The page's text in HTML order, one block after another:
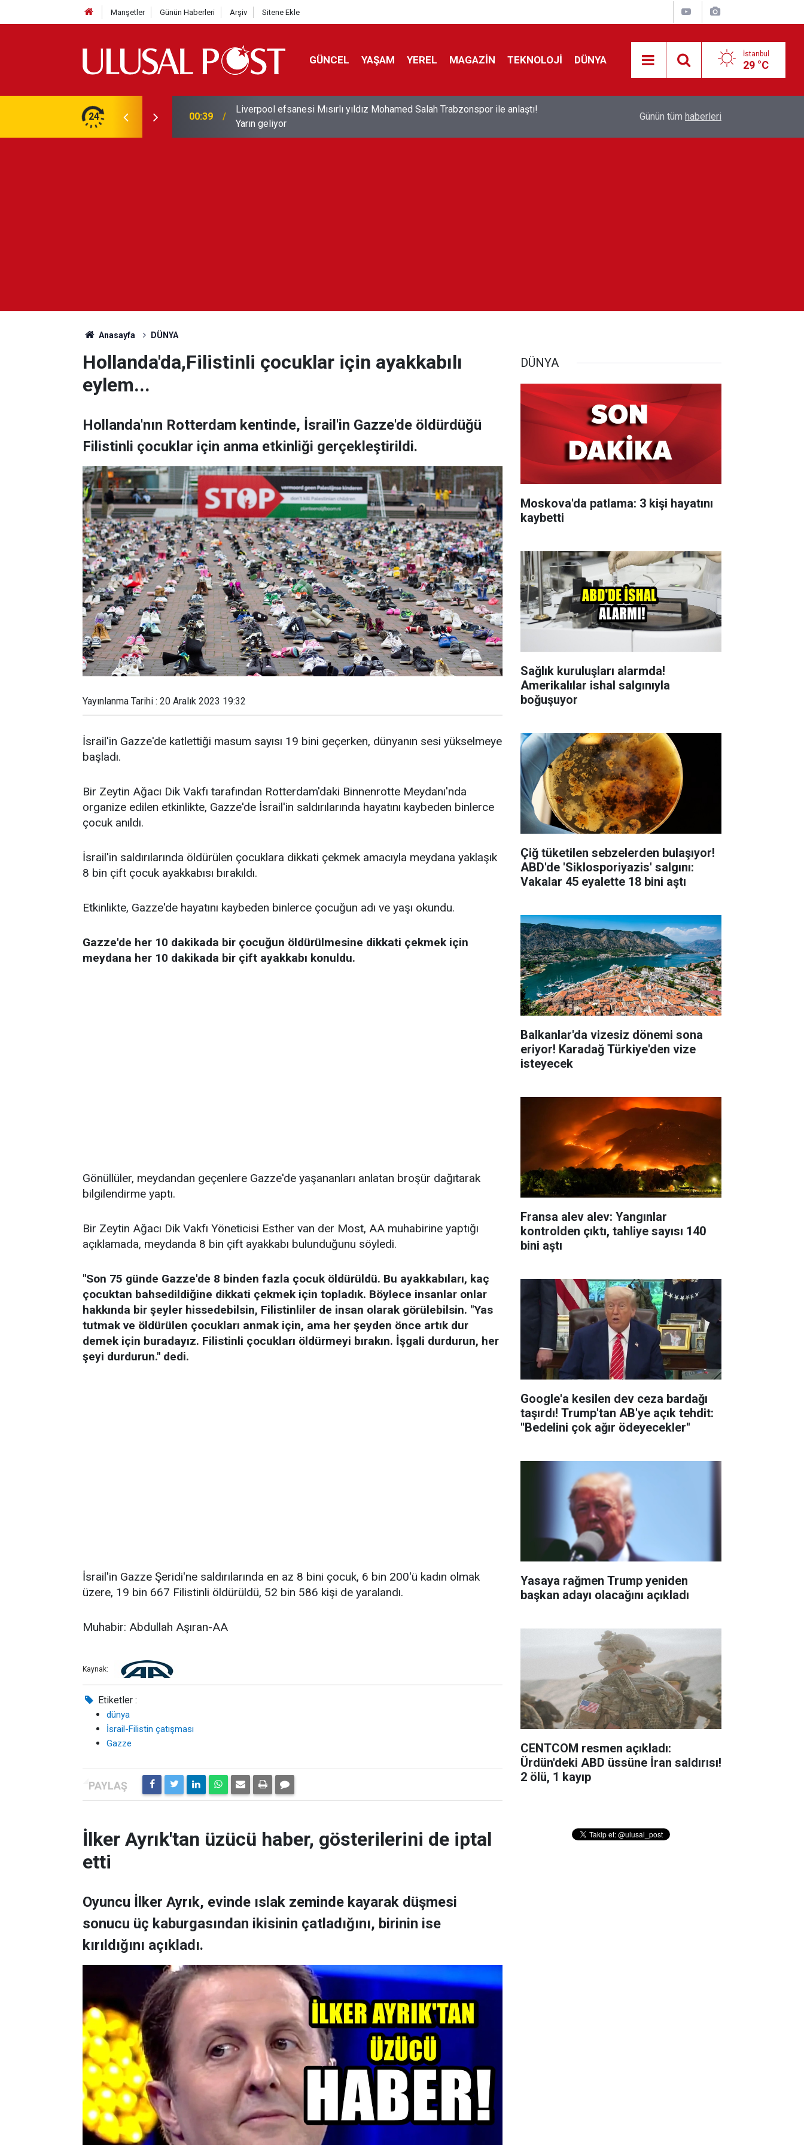
Manşetler Günün Haberleri Arşiv Sitene Ekle
GÜNCEL YAŞAM YEREL MAGAZİN TEKNOLOJİ DÜNYA İstanbul
29 °C
24 00:39
Liverpool efsanesi Mısırlı yıldız Mohamed Salah Trabzonspor ile anlaştı!
Yarın geliyor
Feridun Düzağaç sahnelere ara verdi: ''En az
Günün tüm haberleri
Anasayfa DÜNYA
Hollanda'da,Filistinli çocuklar için ayakkabılı
eylem...
Hollanda'nın Rotterdam kentinde, İsrail'in Gazze'de öldürdüğü
Filistinli çocuklar için anma etkinliği gerçekleştirildi.
Yayınlanma Tarihi : 20 Aralık 2023 19:32
İsrail'in Gazze'de katlettiği masum sayısı 19 bini geçerken, dünyanın sesi yükselmeye
başladı.
Bir Zeytin Ağacı Dik Vakfı tarafından Rotterdam'daki Binnenrotte Meydanı'nda
organize edilen etkinlikte, Gazze'de İsrail'in saldırılarında hayatını kaybeden binlerce
çocuk anıldı.
İsrail'in saldırılarında öldürülen çocuklara dikkati çekmek amacıyla meydana yaklaşık
8 bin çift çocuk ayakkabısı bırakıldı.
Etkinlikte, Gazze'de hayatını kaybeden binlerce çocuğun adı ve yaşı okundu.
Gazze'de her 10 dakikada bir çocuğun öldürülmesine dikkati çekmek için
meydana her 10 dakikada bir çift ayakkabı konuldu.
Gönüllüler, meydandan geçenlere Gazze'de yaşananları anlatan broşür dağıtarak
bilgilendirme yaptı.
Bir Zeytin Ağacı Dik Vakfı Yöneticisi Esther van der Most, AA muhabirine yaptığı
açıklamada, meydanda 8 bin çift ayakkabı bulunduğunu söyledi.
"Son 75 günde Gazze'de 8 binden fazla çocuk öldürüldü. Bu ayakkabıları, kaç
çocuktan bahsedildiğine dikkati çekmek için topladık. Böylece insanlar onlar
hakkında bir şeyler hissedebilsin, Filistinliler de insan olarak görülebilsin. "Yas
tutmak ve öldürülen çocukları anmak için, ama her şeyden önce artık dur
demek için buradayız. Filistinli çocukları öldürmeyi bırakın. İşgali durdurun, her
şeyi durdurun." dedi.
İsrail'in Gazze Şeridi'ne saldırılarında en az 8 bini çocuk, 6 bin 200'ü kadın olmak
üzere, 19 bin 667 Filistinli öldürüldü, 52 bin 586 kişi de yaralandı.
Muhabir: Abdullah Aşıran-AA
Kaynak:
Etiketler :
dünya
İsrail-Filistin çatışması
Gazze
İlker Ayrık'tan üzücü haber, gösterilerini de iptal
etti
Oyuncu İlker Ayrık, evinde ıslak zeminde kayarak düşmesi
sonucu üç kaburgasından ikisinin çatladığını, birinin ise
kırıldığını açıkladı.
DÜNYA
Moskova'da patlama: 3 kişi hayatını
kaybetti
Sağlık kuruluşları alarmda!
Amerikalılar ishal salgınıyla
boğuşuyor
Çiğ tüketilen sebzelerden bulaşıyor!
ABD'de 'Siklosporiyazis' salgını:
Vakalar 45 eyalette 18 bini aştı
Balkanlar'da vizesiz dönemi sona
eriyor! Karadağ Türkiye'den vize
isteyecek
Fransa alev alev: Yangınlar
kontrolden çıktı, tahliye sayısı 140
bini aştı
Google'a kesilen dev ceza bardağı
taşırdı! Trump'tan AB'ye açık tehdit:
''Bedelini çok ağır ödeyecekler''
Yasaya rağmen Trump yeniden
başkan adayı olacağını açıkladı
CENTCOM resmen açıkladı:
Ürdün'deki ABD üssüne İran saldırısı!
2 ölü, 1 kayıp